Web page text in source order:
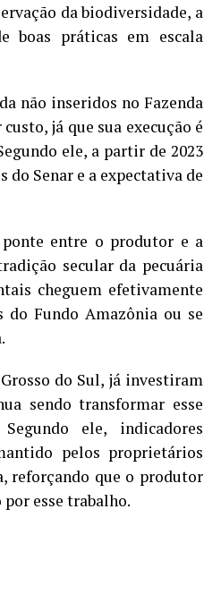
da biodiversidade, a
boas práticas em escala
não inseridos no Fazenda
já que sua execução é
ele, a partir de 2023
do Senar e a expectativa de
entre o produtor e a
secular da pecuária
cheguem efetivamente
do Fundo Amazônia ou se
do Sul, já investiram
sendo transformar esse
ele, indicadores
pelos proprietários
reforçando que o produtor
esse trabalho.